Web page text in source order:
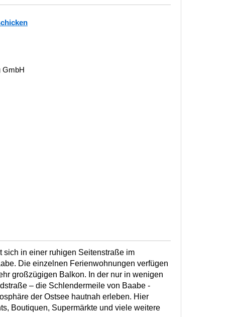
GmbH
sich in einer ruhigen Seitenstraße im
Die einzelnen Ferienwohnungen verfügen
großzügigen Balkon. In der nur in wenigen
– die Schlendermeile von Baabe -
der Ostsee hautnah erleben. Hier
Boutiquen, Supermärkte und viele weitere